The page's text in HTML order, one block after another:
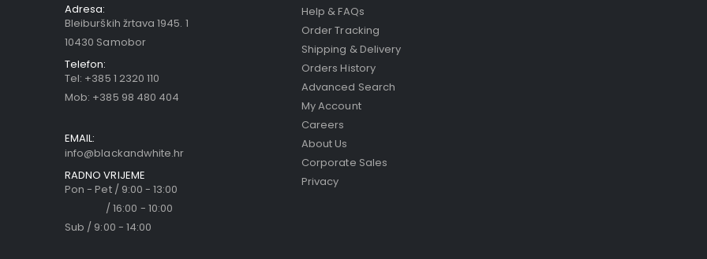
Adresa:
Bleiburških žrtava 1945. 1
10430 Samobor
Telefon:
Tel: +385 1 2320 110
Mob: +385 98 480 404
EMAIL:
info@blackandwhite.hr
RADNO VRIJEME
Pon - Pet / 9:00 - 13:00
/ 16:00 - 10:00
Sub / 9:00 - 14:00
Help & FAQs
Order Tracking
Shipping & Delivery
Orders History
Advanced Search
My Account
Careers
About Us
Corporate Sales
Privacy